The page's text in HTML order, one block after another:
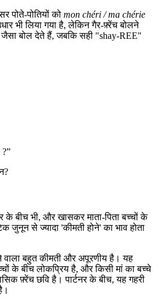
पोते-पोतियों को mon chéri / ma chérie
भी लिया गया है, लेकिन गैर-फ़्रेंच बोलने
बोल देते हैं, जबकि सही "shay-REE"
?”
के बीच भी, और खासकर माता-पिता बच्चों के
जुनून से ज्यादा 'कीमती होने' का भाव होता
वाला बहुत कीमती और अपूरणीय है। यह
के बीच लोकप्रिय है, और किसी मां का बच्चे
फ़्रेंच छवि है। पार्टनर के बीच, यह गहरी